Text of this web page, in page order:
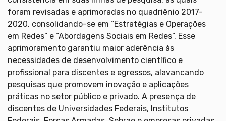
foram revisadas e aprimoradas no quadriênio 2017-
2020, consolidando-se em “Estratégias e Operações
em Redes” e “Abordagens Sociais em Redes”. Esse
aprimoramento garantiu maior aderência às
necessidades de desenvolvimento científico e
profissional para discentes e egressos, alavancando
pesquisas que promovem inovação e aplicações
práticas no setor público e privado. A presença de
discentes de Universidades Federais, Institutos